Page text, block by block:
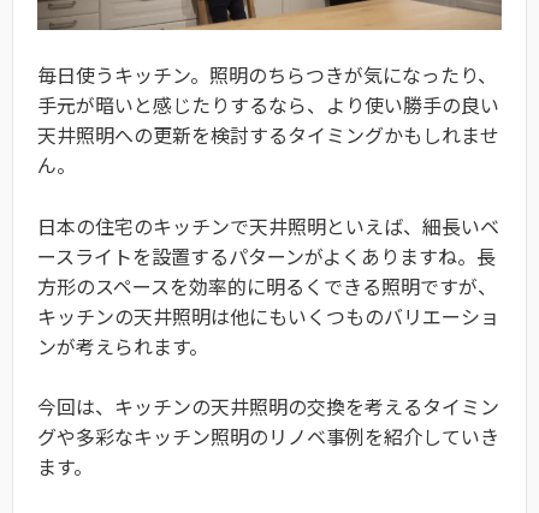
毎日使うキッチン。照明のちらつきが気になったり、
手元が暗いと感じたりするなら、より使い勝手の良い
天井照明への更新を検討するタイミングかもしれませ
ん。
日本の住宅のキッチンで天井照明といえば、細長いベ
ースライトを設置するパターンがよくありますね。長
方形のスペースを効率的に明るくできる照明ですが、
キッチンの天井照明は他にもいくつものバリエーショ
ンが考えられます。
今回は、キッチンの天井照明の交換を考えるタイミン
グや多彩なキッチン照明のリノベ事例を紹介していき
ます。